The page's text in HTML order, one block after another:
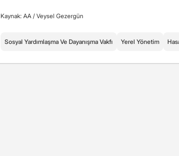
Kaynak: AA / Veysel Gezergün
Sosyal Yardımlaşma Ve Dayanışma Vakfı Yerel Yönetim